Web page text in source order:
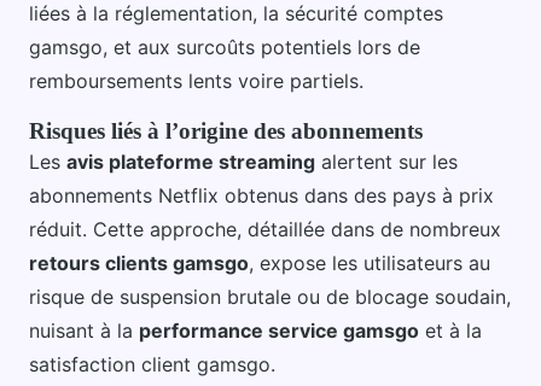
liées à la réglementation, la sécurité comptes
gamsgo, et aux surcoûts potentiels lors de
remboursements lents voire partiels.
Risques liés à l’origine des abonnements
Les avis plateforme streaming alertent sur les
abonnements Netflix obtenus dans des pays à prix
réduit. Cette approche, détaillée dans de nombreux
retours clients gamsgo, expose les utilisateurs au
risque de suspension brutale ou de blocage soudain,
nuisant à la performance service gamsgo et à la
satisfaction client gamsgo.